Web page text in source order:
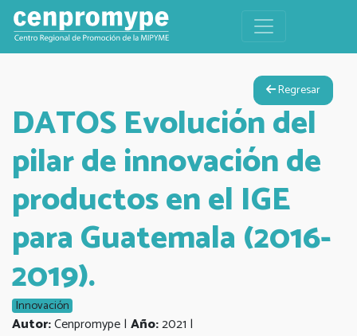
Regresar
DATOS Evolución del
pilar de innovación de
productos en el IGE
para Guatemala (2016-
2019).
Innovación
Autor:Cenpromype | Año:2021 |